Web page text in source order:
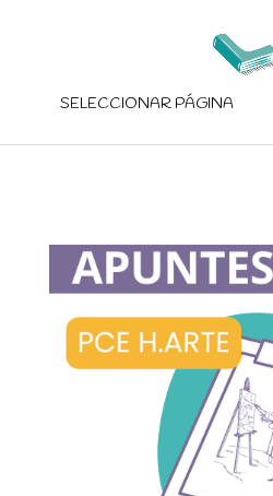
SELECCIONAR PÁGINA